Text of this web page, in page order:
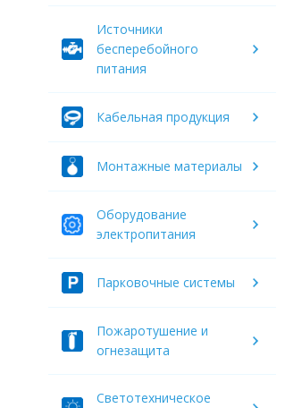
Источники
бесперебойного
питания
Кабельная продукция
Монтажные материалы
Оборудование
электропитания
Парковочные системы
Пожаротушение и
огнезащита
Светотехническое